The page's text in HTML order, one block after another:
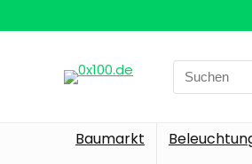
Search
for:
Baumarkt